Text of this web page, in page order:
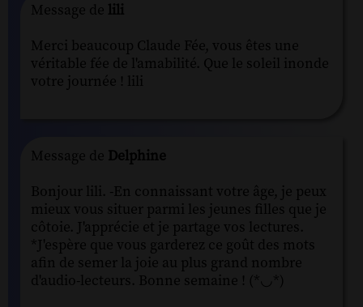
Message de lili
Merci beaucoup Claude Fée, vous êtes une
véritable fée de l'amabilité. Que le soleil inonde
votre journée ! lili
Message de Delphine
Bonjour lili. -En connaissant votre âge, je peux
mieux vous situer parmi les jeunes filles que je
côtoie. J'apprécie et je partage vos lectures.
*J'espère que vous garderez ce goût des mots
afin de semer la joie au plus grand nombre
d'audio-lecteurs. Bonne semaine ! (*◡*)